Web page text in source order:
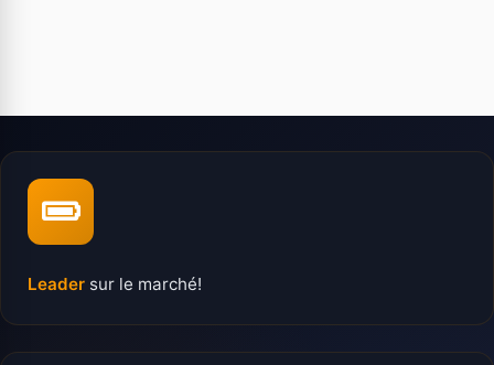
Leader sur le marché!